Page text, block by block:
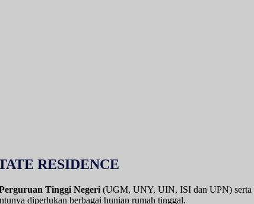
RESIDENCE
Tinggi Negeri (UGM, UNY, UIN, ISI dan UPN) serta
diperlukan berbagai hunian rumah tinggal.